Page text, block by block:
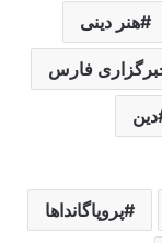
هنر دینی
فارس
دین
پروپاگانداها